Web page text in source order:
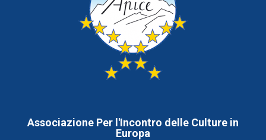
Associazione Per l'Incontro delle Culture in
Europa